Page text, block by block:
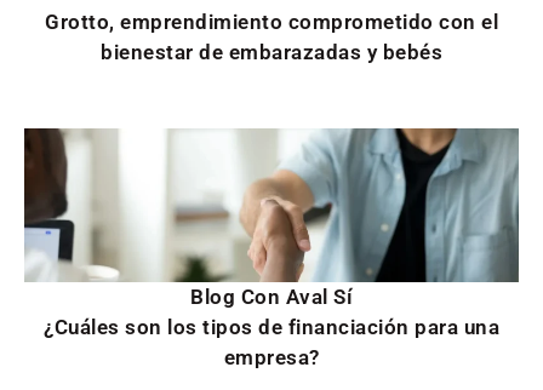
Grotto, emprendimiento comprometido con el
bienestar de embarazadas y bebés
Blog Con Aval Sí
¿Cuáles son los tipos de financiación para una
empresa?